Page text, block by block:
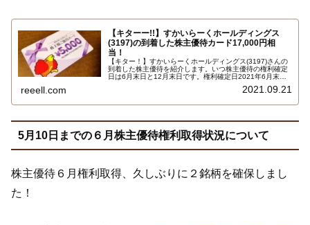
【キターー!!】すかいらーくホールディングス
(3197)の到着した株主優待カード17,000円相
当！
【キター！】すかいらーくホールディングス(3197)さんの
到着した株主優待を紹介します。いつ株主優待の権利確定
日は6月末日と12月末日です。権利確定日2021年6月末日
reeell.com 2021.09.21
5月10日までの６月株主優待権利取得状況について
株主優待６月権利取得、久しぶりに２銘柄を確保しまし
た！